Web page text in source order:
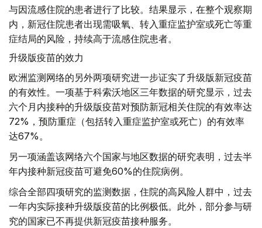
与因流感住院的患者进行了比较。结果显示，在整个观察期
内，新冠住院患者出现需吸氧、转入重症监护室或死亡等重
症结局的风险，持续高于流感住院患者。
升级版疫苗的效力
欧洲监测网络的另外两项研究进一步证实了升级版新冠疫苗
的有效性。一项基于科索沃地区三年数据的研究显示，过去
六个月内接种的升级版疫苗对预防新冠相关住院的有效率达
72%，预防重症（包括转入重症监护室或死亡）的有效率
达67%。
另一项涵盖该网络六个国家与地区数据的研究表明，过去半
年内接种新冠疫苗可避免60%的住院病例。
综合全部四项研究的监测数据，住院的高风险人群中，过去
一年内实际接种升级版疫苗的比例极低。此外，部分参与研
究的国家已不再提供新冠疫苗接种服务。